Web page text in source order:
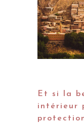
Et si la
intérieur